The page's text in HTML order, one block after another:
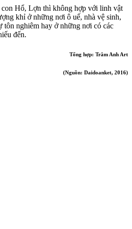
Hổ, Lợn thì không hợp với linh vật
khỉ ở những nơi ô uế, nhà vệ sinh,
tôn nghiêm hay ở những nơi có các
đến.
Tổng hợp: Trâm Anh Art
(Nguồn: Daidoanket, 2016)